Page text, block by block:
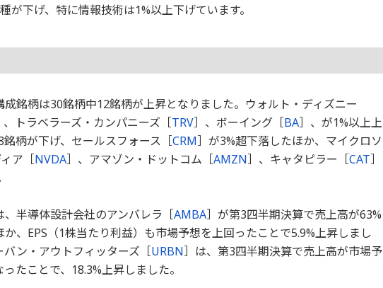
が下げ、特に情報技術は1%以上下げています。
銘柄は30銘柄中12銘柄が上昇となりました。ウォルト・ディズニー
、トラベラーズ・カンパニーズ［TRV］、ボーイング［BA］、が1%以上上
柄が下げ、セールスフォース［CRM］が3%超下落したほか、マイクロソ
ア［NVDA］、アマゾン・ドットコム［AMZN］、キャタピラー［CAT］
半導体設計会社のアンバレラ［AMBA］が第3四半期決算で売上高が63%
、EPS（1株当たり利益）も市場予想を上回ったことで5.9%上昇しまし
ン・アウトフィッターズ［URBN］は、第3四半期決算で売上高が市場予
たことで、18.3%上昇しました。